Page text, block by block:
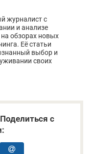
журналист с
и анализе
обзорах новых
Её статьи
выбор и
своих
с